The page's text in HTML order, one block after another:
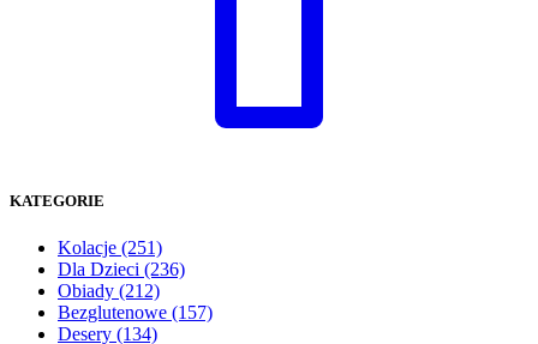
KATEGORIE
Kolacje (251)
Dla Dzieci (236)
Obiady (212)
Bezglutenowe (157)
Desery (134)